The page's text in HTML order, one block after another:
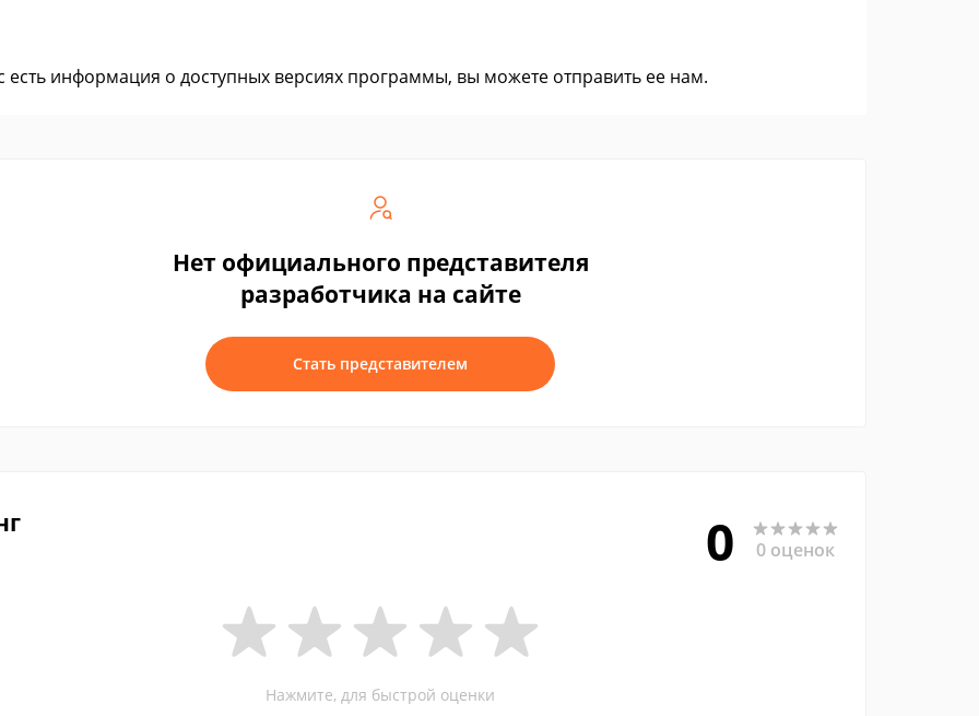
есть информация о доступных версиях программы, вы можете отправить ее нам.
Нет официального представителя
разработчика на сайте
Стать представителем
0 0 оценок
Нажмите, для быстрой оценки